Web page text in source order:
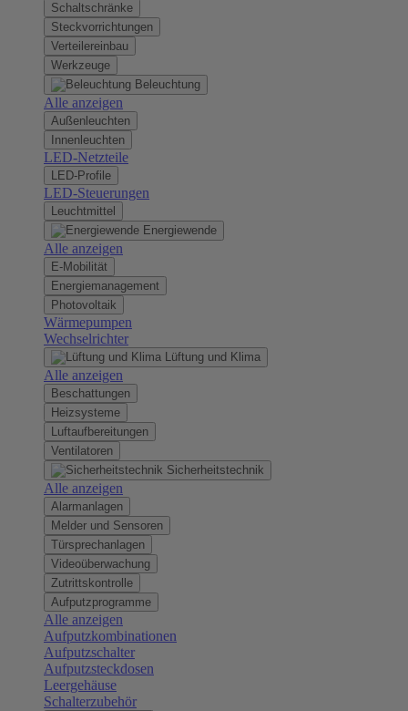
Schaltschränke
Steckvorrichtungen
Verteilereinbau
Werkzeuge
Beleuchtung
Alle anzeigen
Außenleuchten
Innenleuchten
LED-Netzteile
LED-Profile
LED-Steuerungen
Leuchtmittel
Energiewende
Alle anzeigen
E-Mobilität
Energiemanagement
Photovoltaik
Wärmepumpen
Wechselrichter
Lüftung und Klima
Alle anzeigen
Beschattungen
Heizsysteme
Luftaufbereitungen
Ventilatoren
Sicherheitstechnik
Alle anzeigen
Alarmanlagen
Melder und Sensoren
Türsprechanlagen
Videoüberwachung
Zutrittskontrolle
Aufputzprogramme
Alle anzeigen
Aufputzkombinationen
Aufputzschalter
Aufputzsteckdosen
Leergehäuse
Schalterzubehör